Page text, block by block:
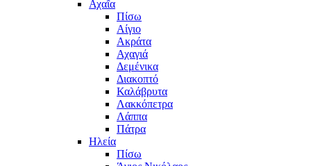
Αχαΐα
Πίσω
Αίγιο
Ακράτα
Αχαγιά
Δεμένικα
Διακοπτό
Καλάβρυτα
Λακκόπετρα
Λάππα
Πάτρα
Ηλεία
Πίσω